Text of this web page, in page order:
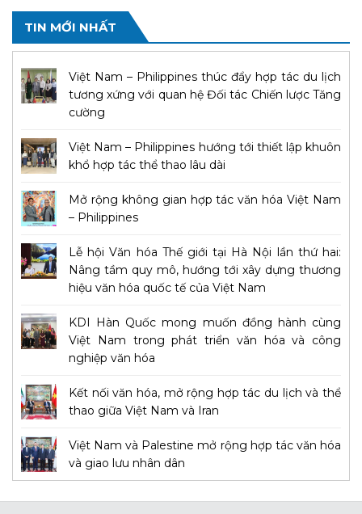
TIN MỚI NHẤT
Việt Nam – Philippines thúc đẩy hợp tác du lịch
tương xứng với quan hệ Đối tác Chiến lược Tăng
cường
Việt Nam – Philippines hướng tới thiết lập khuôn
khổ hợp tác thể thao lâu dài
Mở rộng không gian hợp tác văn hóa Việt Nam
– Philippines
Lễ hội Văn hóa Thế giới tại Hà Nội lần thứ hai:
Nâng tầm quy mô, hướng tới xây dựng thương
hiệu văn hóa quốc tế của Việt Nam
KDI Hàn Quốc mong muốn đồng hành cùng
Việt Nam trong phát triển văn hóa và công
nghiệp văn hóa
Kết nối văn hóa, mở rộng hợp tác du lịch và thể
thao giữa Việt Nam và Iran
Việt Nam và Palestine mở rộng hợp tác văn hóa
và giao lưu nhân dân